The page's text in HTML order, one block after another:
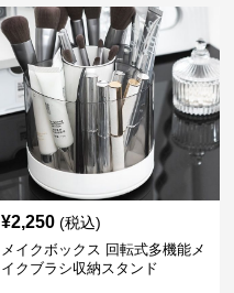
¥2,250 (税込)
メイクボックス 回転式多機能メ
イクブラシ収納スタンド